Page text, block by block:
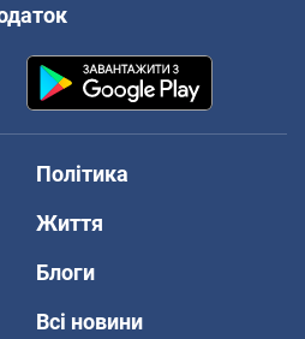
Політика
Життя
Блоги
Всі новини